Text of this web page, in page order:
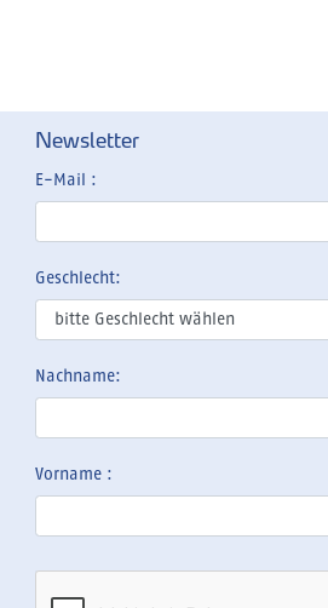
Newsletter
E-Mail :
Geschlecht:
Nachname:
Vorname :